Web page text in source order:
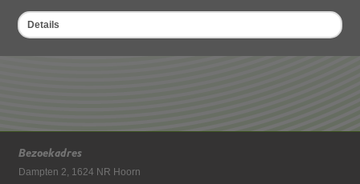
Details
Bezoekadres
Dampten 2, 1624 NR Hoorn